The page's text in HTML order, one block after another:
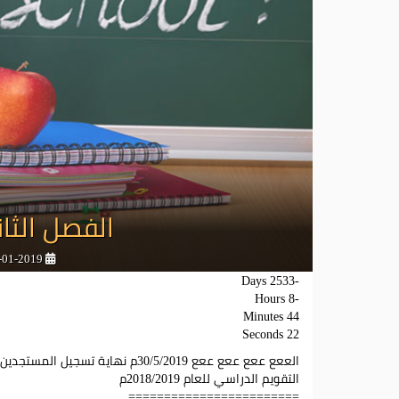
الفصل
מתאריך
09-01-2019 |
-2533
Days
-8
Hours
44
Minutes
22
Seconds
الععع ععع ععع ععع 30/5/2019م نهاية تسجيل المستجدين في رياض األطفال
التقويم الدراسي للعام 2018/2019م